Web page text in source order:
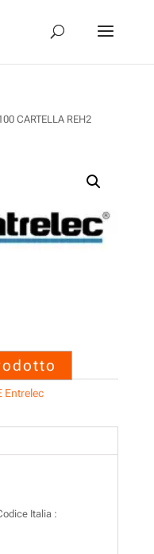
CARTELLA REH2
Entrelec
Italia :